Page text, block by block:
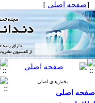
[صفحه اصلی ]
بخش‌های اصلی
صفحه اصلی